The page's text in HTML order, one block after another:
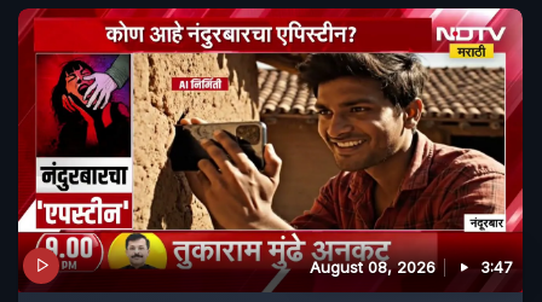
August 08, 2026 3:47